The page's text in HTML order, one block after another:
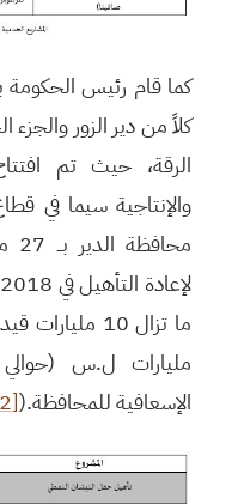
كما قام رئيس الحكومة
كلاً من دير الزور
الرقة، حيث تم
والإنتاجية سيما في
الإسعافية للمحافظة.([2]